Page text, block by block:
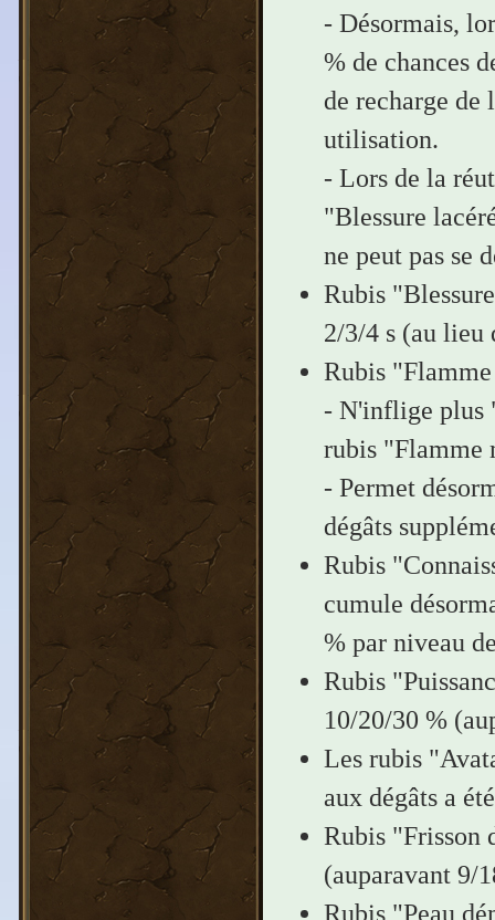
- Désormais,
% de chances
de recharge de
utilisation.
- Lors de la
"Blessure
ne peut pas se
Rubis
2/3/4 s (au lieu
Rubis
- N'inflige plus
rubis "Flamme
- Permet
dégâts
Rubis
cumule
% par niveau
Rubis
10/20/30 %
Les rubis
aux dégâts a
Rubis "Frisson
(auparavant 9/
Rubis "Peau